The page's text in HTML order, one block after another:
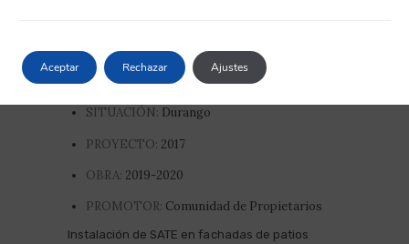
SITUACIÓN: Durango
PROYECTO: 2017
OBRA: 2019-2020
PROMOTOR: Comunidad de Propietarios
Instalación de SATE en fachadas de patios
Aceptar Rechazar Ajustes